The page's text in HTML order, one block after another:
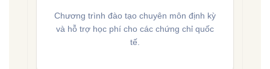
Chương trình đào tạo chuyên môn định kỳ
và hỗ trợ học phí cho các chứng chỉ quốc
tế.